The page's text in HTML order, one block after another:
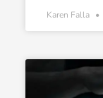
Karen Falla